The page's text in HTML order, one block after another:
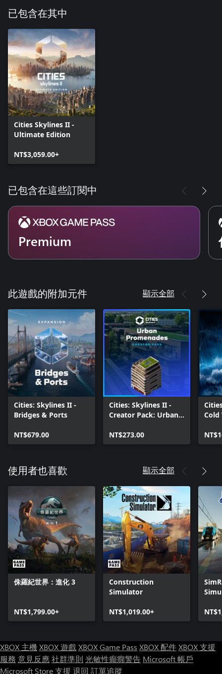
已包含在其中
Cities Skylines II -
Ultimate Edition
NT$3,059.00+
已包含在這些訂閱中
Premium
此遊戲的附加元件 顯示全部
Cities: Skylines II -
Bridges & Ports
NT$679.00
Cities: Skylines II -
Creator Pack: Urban
NT$273.00
Cold
使用者也喜歡 顯示全部
侏羅紀世界：進化 3
NT$1,799.00+
Construction
Simulator
NT$1,019.00+
XBOX 主機XBOX 遊戲XBOX Game Pass XBOX 配件XBOX 支援
服務 意見反應社群準則 光敏性癲癇警告 Microsoft 帳戶
Microsoft Store 支援 退回 訂單追蹤